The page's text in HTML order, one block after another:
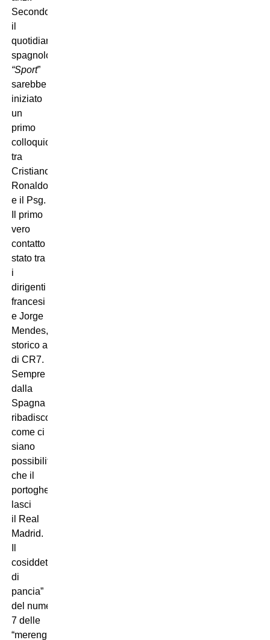
Secondo
il
quotidiano
spagnolo
“Sport”
sarebbe
iniziato
un
primo
colloquio
tra
Cristiano
Ronaldo
e il Psg.
Il primo
vero
contatto è
stato tra
i
dirigenti
francesi
e Jorge
Mendes,
storico agente
di CR7.
Sempre
dalla
Spagna
ribadiscono
come ci
siano
possibilità
che il
portoghese
lasci
il Real
Madrid.
cosiddetto “mal
di
pancia”
del numero
7 delle
“merengues”